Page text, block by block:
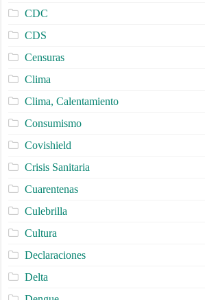
CDC
CDS
Censuras
Clima
Clima, Calentamiento
Consumismo
Covishield
Crisis Sanitaria
Cuarentenas
Culebrilla
Cultura
Declaraciones
Delta